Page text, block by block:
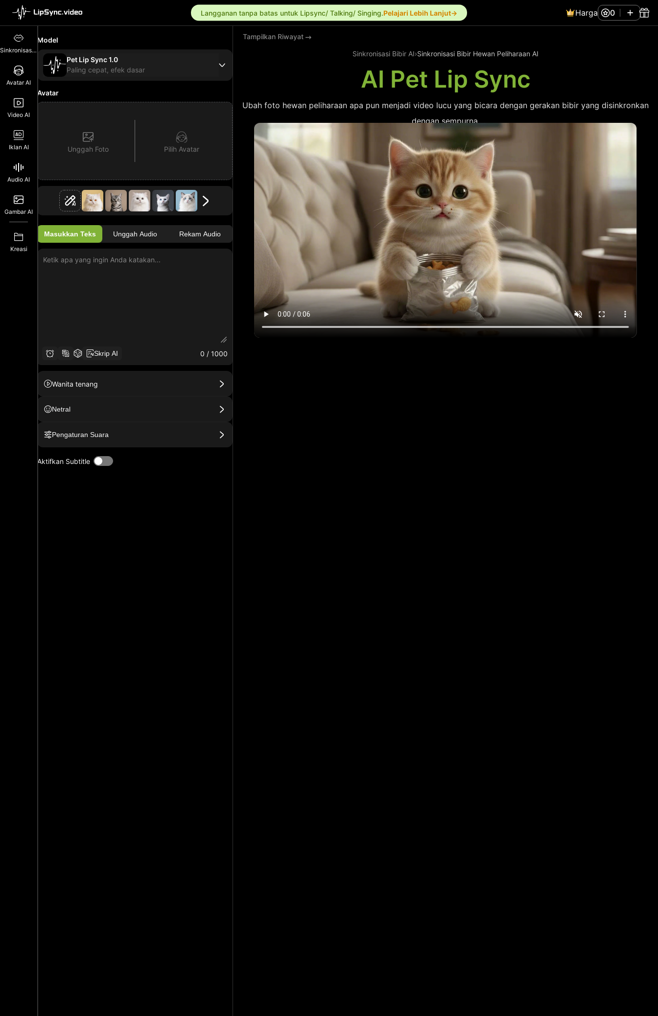
Langganan tanpa batas untuk Lipsync/ Talking/ Singing.Pelajari Lebih Lanjut→ Harga 0
Sinkronisasi Bibir
Avatar AI
Video AI
Iklan AI
Audio AI
Gambar AI
Kreasi
Model
Pet Lip Sync 1.0
Paling cepat, efek dasar
Avatar
Unggah Foto Pilih Avatar
Masukkan Teks Unggah Audio Rekam Audio
Skrip AI 0 / 1000
Wanita tenang
Netral
Pengaturan Suara
Aktifkan Subtitle
Tampilkan Riwayat
Sinkronisasi Bibir AI›Sinkronisasi Bibir Hewan Peliharaan AI
AI Pet Lip Sync
Ubah foto hewan peliharaan apa pun menjadi video lucu yang bicara dengan gerakan bibir yang disinkronkan
dengan sempurna.